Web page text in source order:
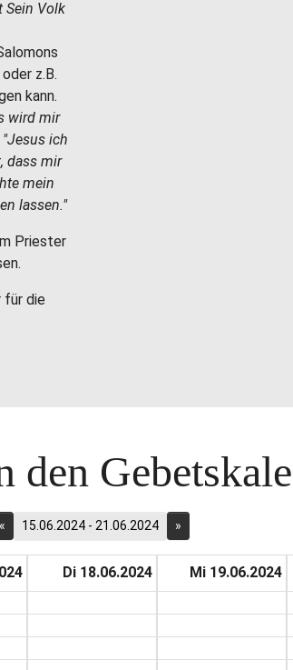
Sein Volk
z.B.
kann.
wird mir
"Jesus ich
dass mir
mein
lassen."
Priester
für die
den
« 15.06.2024 - 21.06.2024 »
Di 18.06.2024 Mi 19.06.2024